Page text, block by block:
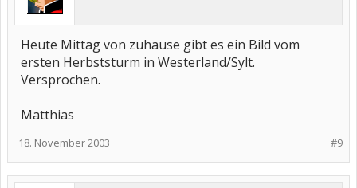
Heute Mittag von zuhause gibt es ein Bild vom
ersten Herbststurm in Westerland/Sylt.
Versprochen.
Matthias
#9
18. November 2003